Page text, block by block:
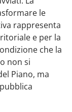
le
rappresenta
e per la
che la
non si
Piano, ma